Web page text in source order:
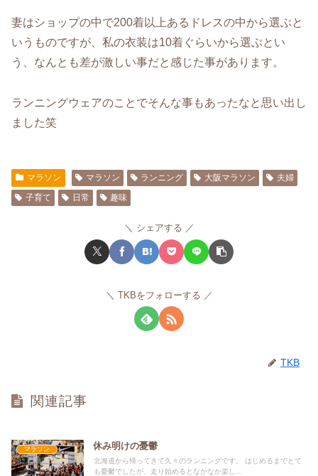
妻はショップの中で200着以上あるドレスの中から選ぶと
いうものですが、私の衣装は10着ぐらいから選ぶとい
う、なんとも差が激しい事だと感じた事があります。
ランニングウェアのことでそんな事もあったなと思い出し
ました笑
マラソン マラソン ランニング 大阪マラソン
夫婦
子育て
日常 趣味
シェアする
TKBをフォローする
TKB
関連記事
マラソン 休み明けの憂鬱
北海道から帰ってきて久々のランニングです。 はじめるまでとて
も憂鬱でしたが、走り始めるとなかなか楽し...